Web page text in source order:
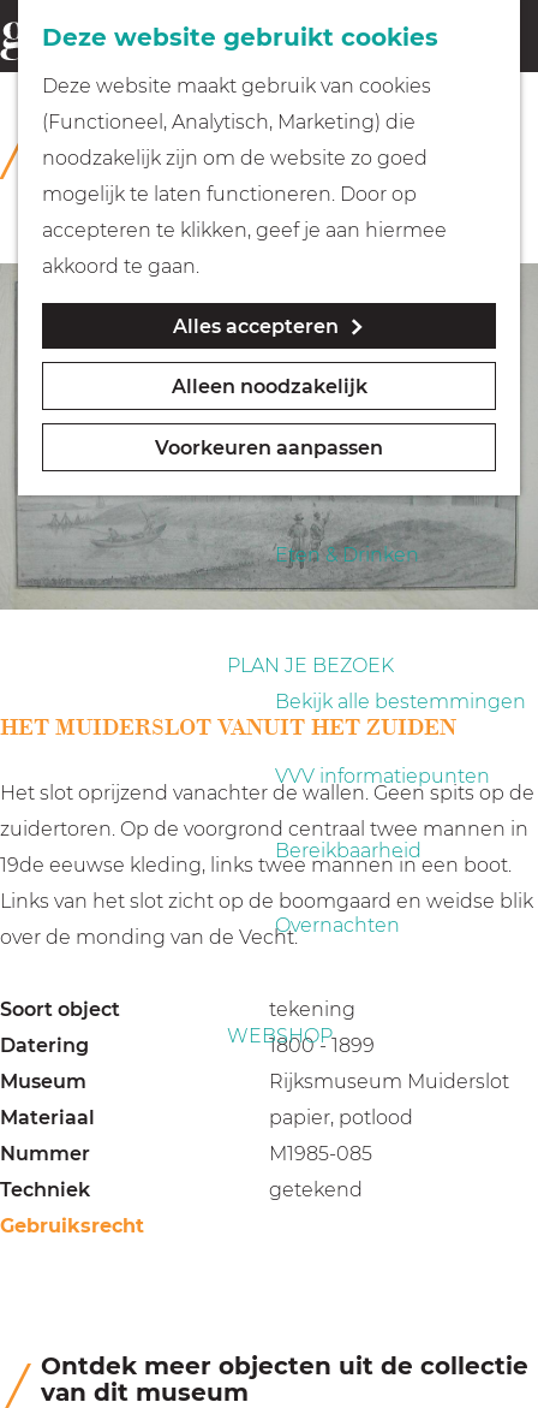
Deze website gebruikt cookies
Deze website maakt gebruik van cookies
(Functioneel, Analytisch, Marketing) die
noodzakelijk zijn om de website zo goed
mogelijk te laten functioneren. Door op
accepteren te klikken, geef je aan hiermee
akkoord te gaan.
Alles accepteren
Alleen noodzakelijk
Voorkeuren aanpassen
G
a
e
Fietsen
Wandelen
Geocachen
Naar het museum
Eten & Drinken
PLAN JE BEZOEK
Bekijk alle bestemmingen
VVV informatiepunten
Bereikbaarheid
Overnachten
WEBSHOP
o
e
k
e
n
COLLECTIE
Rijksmuseum Muiderslot
HET MUIDERSLOT VANUIT HET ZUIDEN
Het slot oprijzend vanachter de wallen. Geen spits op de
zuidertoren. Op de voorgrond centraal twee mannen in
19de eeuwse kleding, links twee mannen in een boot.
Links van het slot zicht op de boomgaard en weidse blik
over de monding van de Vecht.
Soort object
tekening
Datering
1800 - 1899
Museum
Rijksmuseum Muiderslot
Materiaal
papier, potlood
Nummer
M1985-085
Techniek
getekend
Gebruiksrecht
Ontdek meer objecten uit de collectie
van dit museum